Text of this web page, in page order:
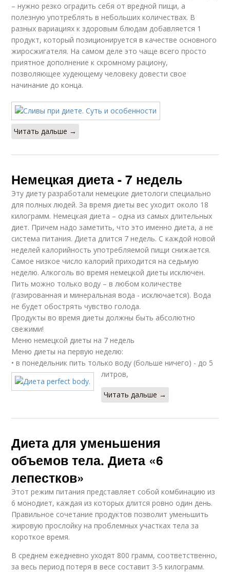
– нужно резко оградить себя от вредной пищи, а
полезную употреблять в небольших количествах. В
разных вариациях к здоровым блюдам добавляется 1
продукт, который позиционируется в качестве основного
жиросжигателя. На самом деле это чаще всего просто
приятное дополнение к скромному рациону,
позволяющее худеющему человеку довести свое
начинание до конца.
Читать дальше →
Немецкая диета - 7 недель
Эту диету разработали немецкие диетологи специально
для полных людей. За время диеты вес уходит около 18
килограмм. Немецкая диета – одна из самых длительных
диет. Причем надо заметить, что это именно диета, а не
система питания. Диета длится 7 недель. С каждой новой
неделей калорийность употребляемой пищи снижается.
Самое низкое число калорий приходится на седьмую
неделю. Алкоголь во время немецкой диеты исключен.
Пить можно только воду – в любом количестве
(газированная и минеральная вода - исключается). Вода
не будет обострять чувство голода.
Продукты во время диеты должны быть абсолютно
свежими!
Меню немецкой диеты на 7 недель
Меню диеты на первую неделю:
• в понедельник пить только воду (больше ничего) - до 5
литров,
Читать дальше →
Диета для уменьшения
объемов тела. Диета «6
лепестков»
Этот режим питания представляет собой комбинацию из
6 монодиет, каждая из которых длится ровно один день.
Правильное сочетание продуктов позволит уменьшить
жировую прослойку на проблемных участках тела за
короткое время.
В среднем ежедневно уходят 800 грамм, соответственно,
за весь период потеря в весе составит 3-5 килограмм.